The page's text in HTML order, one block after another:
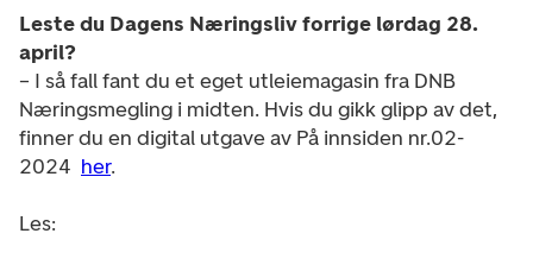
Leste du Dagens Næringsliv forrige lørdag 28.
april?
– I så fall fant du et eget utleiemagasin fra DNB
Næringsmegling i midten. Hvis du gikk glipp av det,
finner du en digital utgave av På innsiden nr.02-
2024 her.
Les: